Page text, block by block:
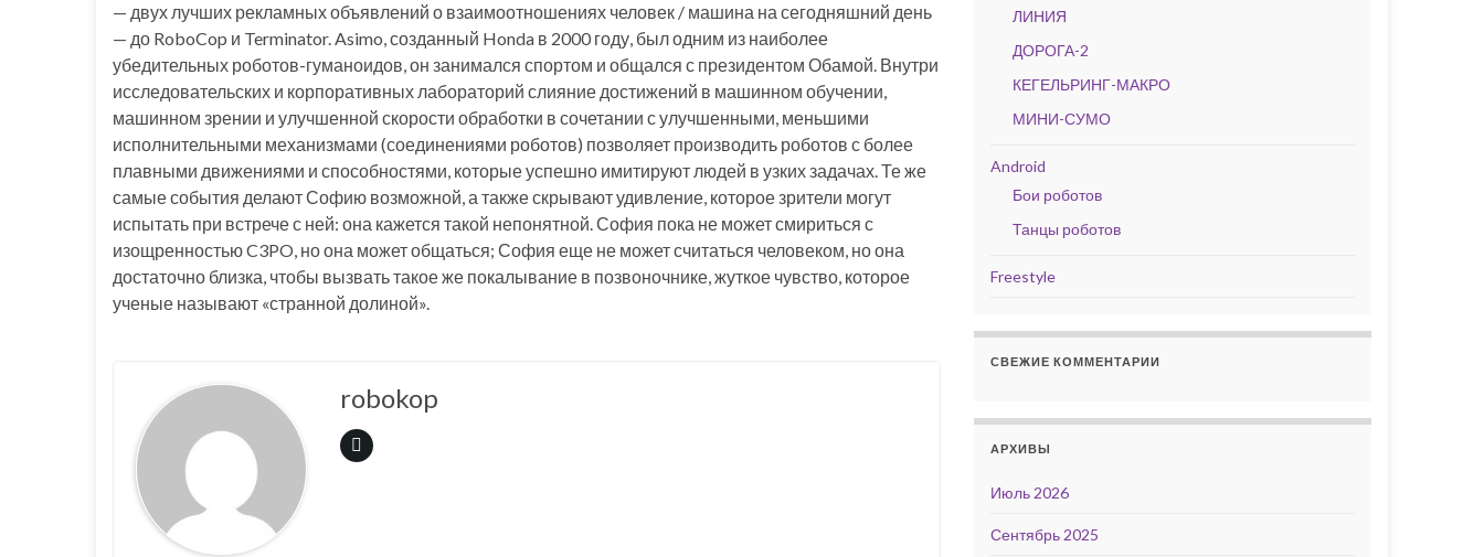
— двух лучших рекламных объявлений о взаимоотношениях человек / машина на сегодняшний день
— до RoboCop и Terminator. Asimo, созданный Honda в 2000 году, был одним из наиболее
убедительных роботов-гуманоидов, он занимался спортом и общался с президентом Обамой. Внутри
исследовательских и корпоративных лабораторий слияние достижений в машинном обучении,
машинном зрении и улучшенной скорости обработки в сочетании с улучшенными, меньшими
исполнительными механизмами (соединениями роботов) позволяет производить роботов с более
плавными движениями и способностями, которые успешно имитируют людей в узких задачах. Те же
самые события делают Софию возможной, а также скрывают удивление, которое зрители могут
испытать при встрече с ней: она кажется такой непонятной. София пока не может смириться с
изощренностью C3PO, но она может общаться; София еще не может считаться человеком, но она
достаточно близка, чтобы вызвать такое же покалывание в позвоночнике, жуткое чувство, которое
ученые называют «странной долиной».
robokop
ЛИНИЯ
ДОРОГА-2
КЕГЕЛЬРИНГ-МАКРО
МИНИ-СУМО
Android
Бои роботов
Танцы роботов
Freestyle
СВЕЖИЕ КОММЕНТАРИИ
АРХИВЫ
Июль 2026
Сентябрь 2025